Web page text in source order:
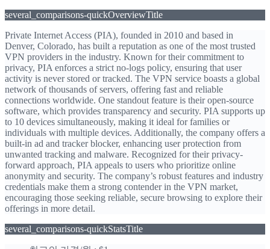
several_comparisons-quickOverviewTitle
Private Internet Access (PIA), founded in 2010 and based in
Denver, Colorado, has built a reputation as one of the most trusted
VPN providers in the industry. Known for their commitment to
privacy, PIA enforces a strict no-logs policy, ensuring that user
activity is never stored or tracked. The VPN service boasts a global
network of thousands of servers, offering fast and reliable
connections worldwide. One standout feature is their open-source
software, which provides transparency and security. PIA supports up
to 10 devices simultaneously, making it ideal for families or
individuals with multiple devices. Additionally, the company offers a
built-in ad and tracker blocker, enhancing user protection from
unwanted tracking and malware. Recognized for their privacy-
forward approach, PIA appeals to users who prioritize online
anonymity and security. The company’s robust features and industry
credentials make them a strong contender in the VPN market,
encouraging those seeking reliable, secure browsing to explore their
offerings in more detail.
several_comparisons-quickStatsTitle